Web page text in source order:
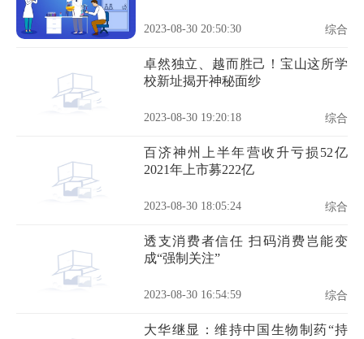
2023-08-30 20:50:30 综合
卓然独立、越而胜己！宝山这所学
校新址揭开神秘面纱
2023-08-30 19:20:18 综合
百济神州上半年营收升亏损52亿
2021年上市募222亿
2023-08-30 18:05:24 综合
透支消费者信任 扫码消费岂能变
成“强制关注”
2023-08-30 16:54:59 综合
大华继显：维持中国生物制药“持